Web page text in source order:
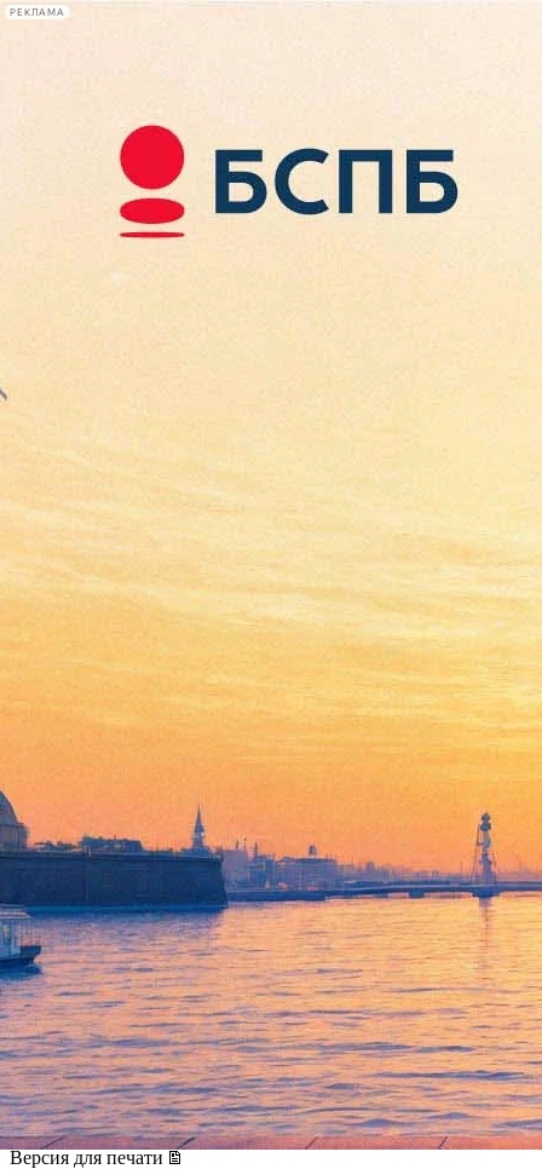
РЕКЛАМА
Сегодня:
2026.08.09
08:11
Афиша Plus
Почему вымерли мамонты и
можно ли их клонировать,
расскажут ученые
12 марта 2018, понедельник,19.30
Версия для печати